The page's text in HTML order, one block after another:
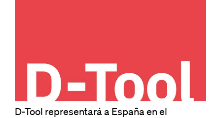
D-Tool representará a España en el